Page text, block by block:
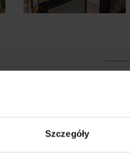
Szczegóły